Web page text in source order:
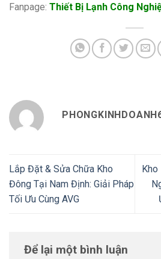
Fanpage: Thiết Bị Lạnh Công
Lắp Đặt & Sửa Chữa Kho
Đông Tại Nam Định: Giải Pháp
Tối Ưu Cùng AVG
Kho
Để lại một bình luận